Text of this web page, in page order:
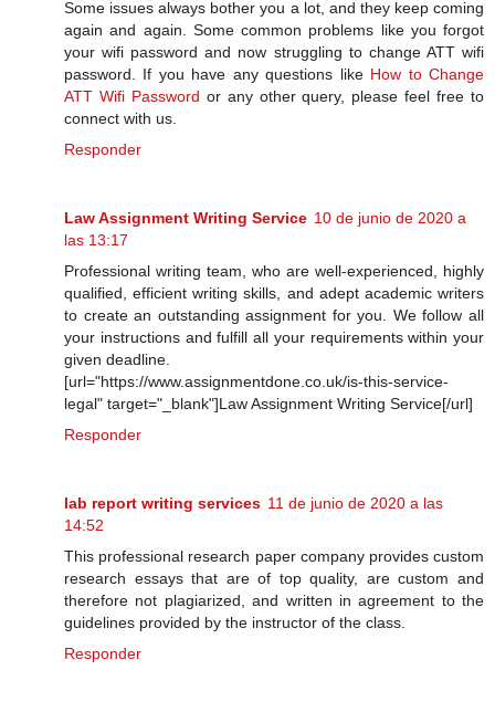
Some issues always bother you a lot, and they keep coming
again and again. Some common problems like you forgot
your wifi password and now struggling to change ATT wifi
password. If you have any questions like How to Change
ATT Wifi Password or any other query, please feel free to
connect with us.
Responder
Law Assignment Writing Service 10 de junio de 2020 a
las 13:17
Professional writing team, who are well-experienced, highly
qualified, efficient writing skills, and adept academic writers
to create an outstanding assignment for you. We follow all
your instructions and fulfill all your requirements within your
given deadline.
[url="https://www.assignmentdone.co.uk/is-this-service-
legal" target="_blank"]Law Assignment Writing Service[/url]
Responder
lab report writing services 11 de junio de 2020 a las
14:52
This professional research paper company provides custom
research essays that are of top quality, are custom and
therefore not plagiarized, and written in agreement to the
guidelines provided by the instructor of the class.
Responder